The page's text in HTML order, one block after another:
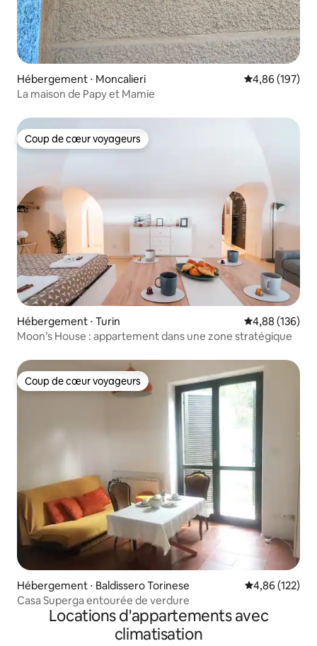
Hébergement ⋅ Moncalieri Évaluation
4,86 (197)
La maison de Papy et Mamie
Coup de cœur voyageurs
Coup de cœur voyageurs
Hébergement ⋅ Turin Évaluation
4,88 (136)
Moon’s House : appartement dans une zone stratégique
Coup de cœur voyageurs
Coup de cœur voyageurs
Hébergement ⋅ Baldissero Torinese Évaluation
4,86 (122)
Casa Superga entourée de verdure
Locations d'appartements avec
climatisation